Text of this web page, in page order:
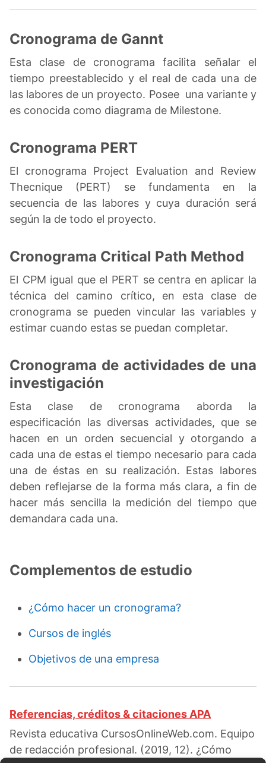
Cronograma de Gannt
Esta clase de cronograma facilita señalar el
tiempo preestablecido y el real de cada una de
las labores de un proyecto. Posee una variante y
es conocida como diagrama de Milestone.
Cronograma PERT
El cronograma Project Evaluation and Review
Thecnique (PERT) se fundamenta en la
secuencia de las labores y cuya duración será
según la de todo el proyecto.
Cronograma Critical Path Method
El CPM igual que el PERT se centra en aplicar la
técnica del camino crítico, en esta clase de
cronograma se pueden vincular las variables y
estimar cuando estas se puedan completar.
Cronograma de actividades de una
investigación
Esta clase de cronograma aborda la
especificación las diversas actividades, que se
hacen en un orden secuencial y otorgando a
cada una de estas el tiempo necesario para cada
una de éstas en su realización. Estas labores
deben reflejarse de la forma más clara, a fin de
hacer más sencilla la medición del tiempo que
demandara cada una.
Complementos de estudio
¿Cómo hacer un cronograma?
Cursos de inglés
Objetivos de una empresa
Referencias, créditos & citaciones APA
Revista educativa CursosOnlineWeb.com. Equipo
de redacción profesional. (2019, 12). ¿Cómo